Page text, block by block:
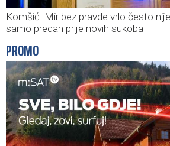
Komšić: Mir bez pravde vrlo često
samo predah prije novih sukoba
PROMO